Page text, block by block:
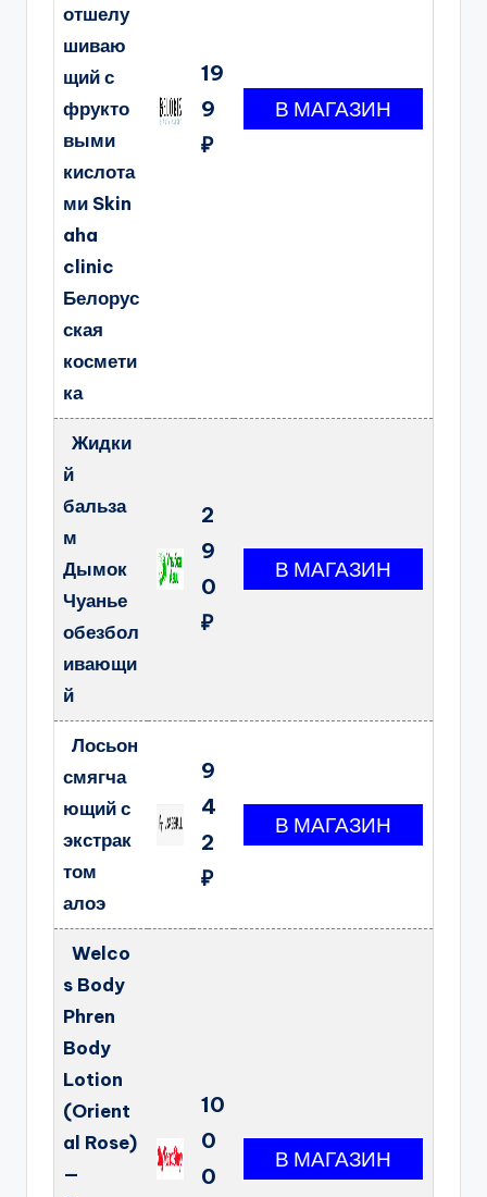
отшелу
шиваю
щий с
фрукто
выми
кислота
ми Skin
aha
clinic
Белорус
ская
космети
ка
19
9
₽
Жидки
й
бальза
м
Дымок
Чуанье
обезбол
ивающи
й
2
9
0
₽
Лосьон
смягча
ющий с
экстрак
том
алоэ
9
4
2
₽
Welco
s Body
Phren
Body
Lotion
(Orient
al Rose)
—
10
0
0